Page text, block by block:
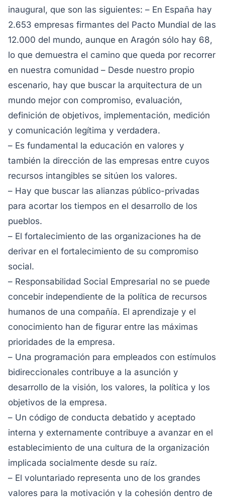
inaugural, que son las siguientes: – En España hay
2.653 empresas firmantes del Pacto Mundial de las
12.000 del mundo, aunque en Aragón sólo hay 68,
lo que demuestra el camino que queda por recorrer
en nuestra comunidad – Desde nuestro propio
escenario, hay que buscar la arquitectura de un
mundo mejor con compromiso, evaluación,
definición de objetivos, implementación, medición
y comunicación legítima y verdadera.
– Es fundamental la educación en valores y
también la dirección de las empresas entre cuyos
recursos intangibles se sitúen los valores.
– Hay que buscar las alianzas público-privadas
para acortar los tiempos en el desarrollo de los
pueblos.
– El fortalecimiento de las organizaciones ha de
derivar en el fortalecimiento de su compromiso
social.
– Responsabilidad Social Empresarial no se puede
concebir independiente de la política de recursos
humanos de una compañía. El aprendizaje y el
conocimiento han de figurar entre las máximas
prioridades de la empresa.
– Una programación para empleados con estímulos
bidireccionales contribuye a la asunción y
desarrollo de la visión, los valores, la política y los
objetivos de la empresa.
– Un código de conducta debatido y aceptado
interna y externamente contribuye a avanzar en el
establecimiento de una cultura de la organización
implicada socialmente desde su raíz.
– El voluntariado representa uno de los grandes
valores para la motivación y la cohesión dentro de